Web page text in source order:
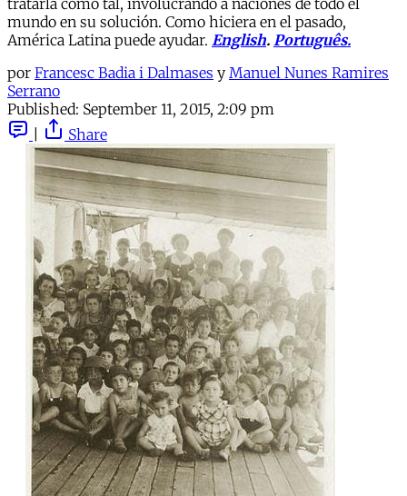
tratarla como tal, involucrando a naciones de todo el
mundo en su solución. Como hiciera en el pasado,
América Latina puede ayudar. English. Português.
por Francesc Badia i Dalmases y Manuel Nunes Ramires
Serrano
Published: September 11, 2015, 2:09 pm
Share